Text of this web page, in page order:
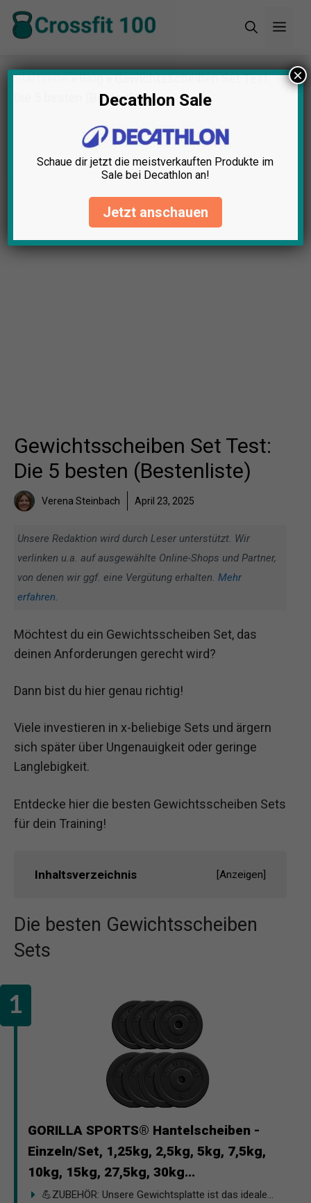
Zum
Inhalt
Startseite»Blog»Gewichtsscheiben Set Test:
Die 5 besten (Bestenliste)
Gewichtsscheiben Set Test:
Die 5 besten (Bestenliste)
Verena Steinbach April 23, 2025
Unsere Redaktion wird durch Leser unterstützt. Wir
verlinken u.a. auf ausgewählte Online-Shops und Partner,
von denen wir ggf. eine Vergütung erhalten. Mehr
erfahren.
Möchtest du ein Gewichtsscheiben Set, das
deinen Anforderungen gerecht wird?
Dann bist du hier genau richtig!
Viele investieren in x-beliebige Sets und ärgern
sich später über Ungenauigkeit oder geringe
Langlebigkeit.
Entdecke hier die besten Gewichtsscheiben Sets
für dein Training!
Inhaltsverzeichnis [Anzeigen]
Die besten Gewichtsscheiben
Sets
GORILLA SPORTS® Hantelscheiben -
Einzeln/Set, 1,25kg, 2,5kg, 5kg, 7,5kg,
10kg, 15kg, 27,5kg, 30kg...
💪ZUBEHÖR: Unsere Gewichtsplatte ist das ideale...
Decathlon Sale
Schaue dir jetzt die meistverkauften Produkte im
Sale bei Decathlon an!
Jetzt anschauen
×